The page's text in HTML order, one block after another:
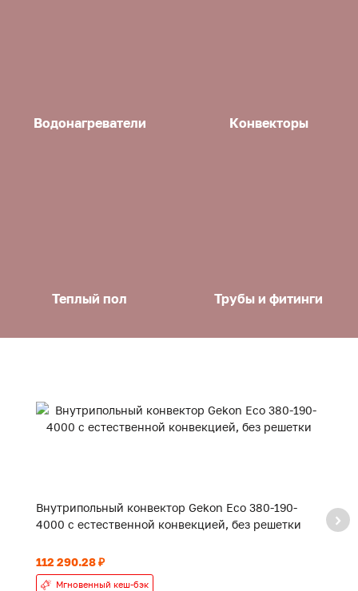
Водонагреватели Конвекторы
Теплый пол Трубы и фитинги
Внутрипольный конвектор Gekon Eco 380-190-
4000 с естественной конвекцией, без решетки
112 290.28 ₽
Мгновенный кеш-бэк